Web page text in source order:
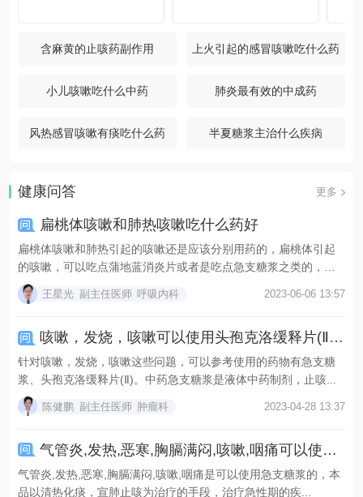
含麻黄的止咳药副作用 上火引起的感冒咳嗽吃什么药
小儿咳嗽吃什么中药 肺炎最有效的中成药
风热感冒咳嗽有痰吃什么药 半夏糖浆主治什么疾病
健康问答 更多
扁桃体咳嗽和肺热咳嗽吃什么药好
扁桃体咳嗽和肺热引起的咳嗽还是应该分别用药的，扁桃体引起
的咳嗽，可以吃点蒲地蓝消炎片或者是吃点急支糖浆之类的，肺
热...
王星光 副主任医师 呼吸内科 2023-06-06 13:57
咳嗽，发烧，咳嗽可以使用头孢克洛缓释片(Ⅱ)吗？
针对咳嗽，发烧，咳嗽这些问题，可以参考使用的药物有急支糖
浆、头孢克洛缓释片(Ⅱ)。中药急支糖浆是液体中药制剂，止咳...
陈健鹏 副主任医师 肿瘤科 2023-04-28 13:37
气管炎,发热,恶寒,胸膈满闷,咳嗽,咽痛可以使用急支糖浆吗？
气管炎,发热,恶寒,胸膈满闷,咳嗽,咽痛是可以使用急支糖浆的，本
品以清热化痰，宣肺止咳为治疗的手段，治疗急性期的疾...